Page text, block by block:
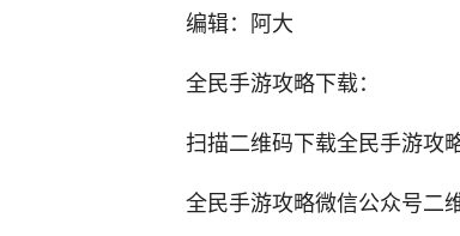
编辑：阿大
全民手游攻略下载：
扫描二维码下载全民手游攻
全民手游攻略微信公众号二维